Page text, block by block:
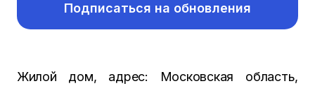
Подписаться на обновления
Жилой дом, адрес: Московская область,